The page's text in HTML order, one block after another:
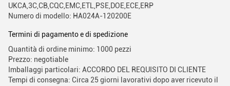
UKCA,3C,CB,CQC,EMC,ETL,PSE,DOE,ECE,ERP
Numero di modello: HA024A-120200E
Termini di pagamento e di spedizione
Quantità di ordine minimo: 1000 pezzi
Prezzo: negotiable
Imballaggi particolari: ACCORDO DEL REQUISITO DI CLIENTE
Tempi di consegna: Circa 25 giorni lavorativi dopo aver ricevuto il